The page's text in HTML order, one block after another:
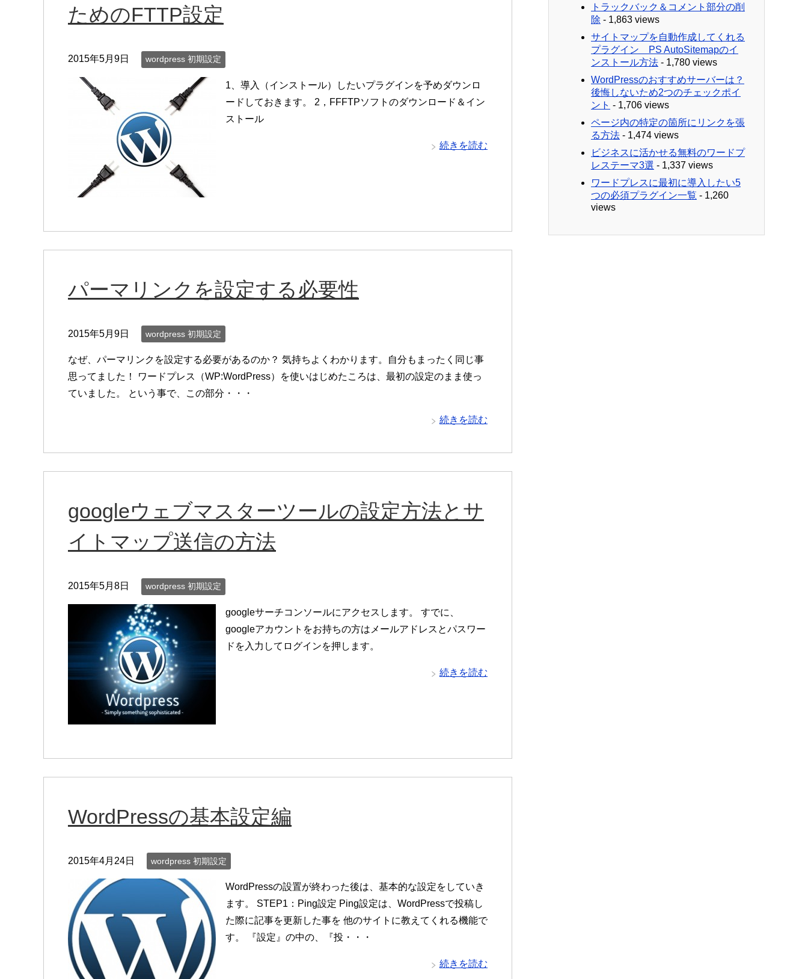
ためのFTTP設定
2015年5月9日 wordpress 初期設定
1、導入（インストール）したいプラグインを予めダウンロ
ードしておきます。 2，FFFTPソフトのダウンロード＆イン
ストール
続きを読む
パーマリンクを設定する必要性
2015年5月9日 wordpress 初期設定
なぜ、パーマリンクを設定する必要があるのか？ 気持ちよくわかります。自分もまったく同じ事
思ってました！ ワードプレス（WP:WordPress）を使いはじめたころは、最初の設定のまま使っ
ていました。 という事で、この部分・・・
続きを読む
googleウェブマスターツールの設定方法とサ
イトマップ送信の方法
2015年5月8日 wordpress 初期設定
googleサーチコンソールにアクセスします。 すでに、
googleアカウントをお持ちの方はメールアドレスとパスワー
ドを入力してログインを押します。
続きを読む
WordPressの基本設定編
2015年4月24日 wordpress 初期設定
WordPressの設置が終わった後は、基本的な設定をしていき
ます。 STEP1：Ping設定 Ping設定は、WordPressで投稿し
た際に記事を更新した事を 他のサイトに教えてくれる機能で
す。 『設定』の中の、『投・・・
続きを読む
トラックバック＆コメント部分の削
除 - 1,863 views
サイトマップを自動作成してくれる
プラグイン PS AutoSitemapのイ
ンストール方法 - 1,780 views
WordPressのおすすめサーバーは？
後悔しないため2つのチェックポイ
ント - 1,706 views
ページ内の特定の箇所にリンクを張
る方法 - 1,474 views
ビジネスに活かせる無料のワードプ
レステーマ3選 - 1,337 views
ワードプレスに最初に導入したい5
つの必須プラグイン一覧 - 1,260
views